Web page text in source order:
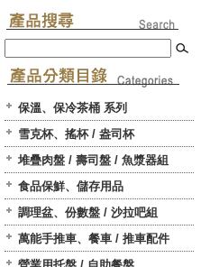
保溫、保冷茶桶 系列
雪克杯、搖杯 / 盎司杯
堆疊肉盤 / 壽司盤 / 魚漿器組
食品保鮮、儲存用品
調理盆、份數盤 / 沙拉吧組
萬能手推車、餐車 / 推車配件